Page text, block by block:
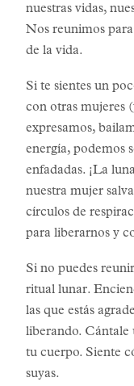
nuestras vidas,
Nos reunimos
de la vida.
Si te sientes un
con otras mujeres
expresamos,
energía, podemos
enfadadas. ¡La
nuestra mujer
círculos de
para liberarnos y
Si no puedes
ritual lunar.
las que estás
liberando. Cántale
tu cuerpo. Siente
suyas.